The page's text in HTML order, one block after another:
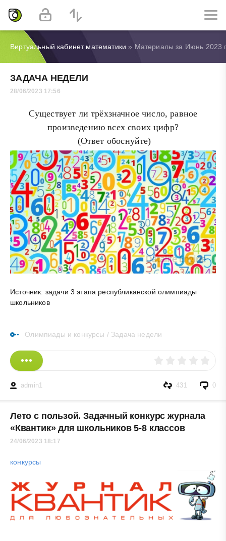
Виртуальный кабинет математики » Материалы за Июнь 2023
ЗАДАЧА НЕДЕЛИ
28/06/2023 17:56
Существует ли трёхзначное число, равное
произведению всех своих цифр?
(Ответ обоснуйте)
Источник: задачи 3 этапа республиканской олимпиады
школьников
Олимпиады и конкурсы / Задача недели
admin1 0
431
Лето с пользой. Задачный конкурс журнала
«Квантик» для школьников 5-8 классов
24/06/2023 18:17
конкурсы